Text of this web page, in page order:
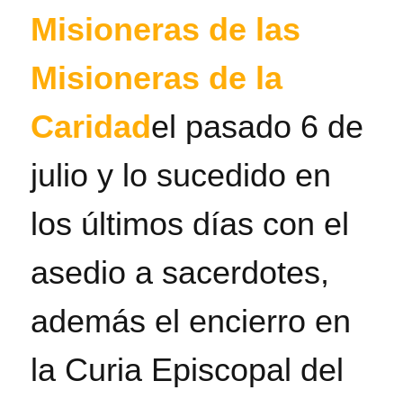
Misioneras de las
Misioneras de la
Caridadel pasado 6 de
julio y lo sucedido en
los últimos días con el
asedio a sacerdotes,
además el encierro en
la Curia Episcopal del